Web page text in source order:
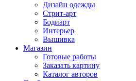
Дизайн одежды
Стрит-арт
Бодиарт
Интерьер
Вышивка
Магазин
Готовые работы
Заказать картину
Каталог авторов